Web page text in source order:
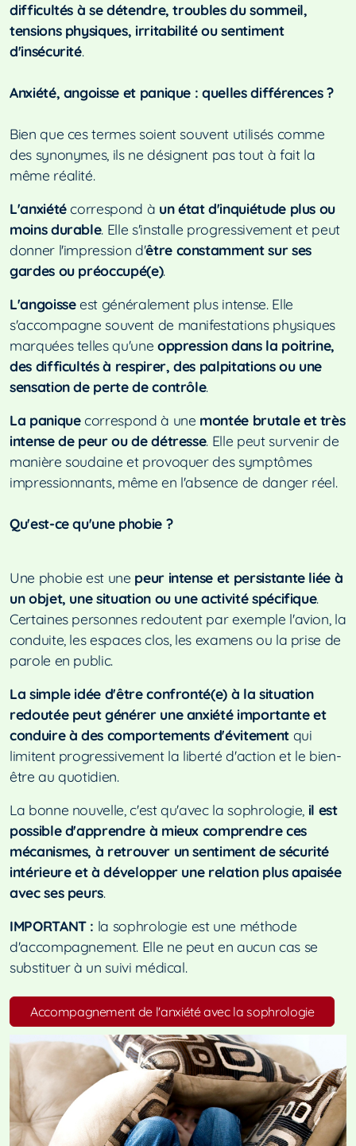
difficultés à se détendre, troubles du sommeil,
tensions physiques, irritabilité ou sentiment
d'insécurité.
Anxiété, angoisse et panique : quelles différences ?
Bien que ces termes soient souvent utilisés comme
des synonymes, ils ne désignent pas tout à fait la
même réalité.
L'anxiétécorrespond à un état d'inquiétude plus ou
moins durable. Elle s'installe progressivement et peut
donner l'impression d'être constamment sur ses
gardes ou préoccupé(e).
L'angoisseest généralement plus intense. Elle
s'accompagne souvent de manifestations physiques
marquées telles qu'une oppression dans la poitrine,
des difficultés à respirer, des palpitations ou une
sensation de perte de contrôle.
La paniquecorrespond à une montée brutale et très
intense de peur ou de détresse. Elle peut survenir de
manière soudaine et provoquer des symptômes
impressionnants, même en l'absence de danger réel.
Qu'est-ce qu'une phobie ?
Une phobie est une peur intense et persistante liée à
un objet, une situation ou une activité spécifique.
Certaines personnes redoutent par exemple l'avion, la
conduite, les espaces clos, les examens ou la prise de
parole en public.
La simple idée d'être confronté(e) à la situation
redoutée peut générer une anxiété importante et
conduire à des comportements d'évitementqui
limitent progressivement la liberté d'action et le bien-
être au quotidien.
La bonne nouvelle, c'est qu'avec la sophrologie, il est
possible d'apprendre à mieux comprendre ces
mécanismes, à retrouver un sentiment de sécurité
intérieure et à développer une relation plus apaisée
avec ses peurs.
IMPORTANT : la sophrologie est une méthode
d'accompagnement. Elle ne peut en aucun cas se
substituer à un suivi médical.
Accompagnement de l'anxiété avec la sophrologie